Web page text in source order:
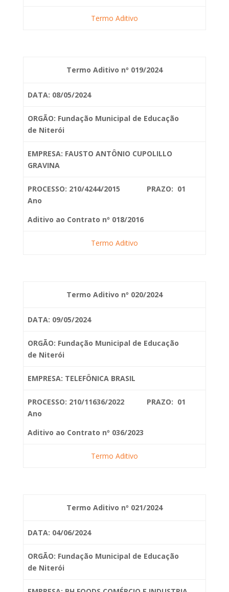
Termo Aditivo
Termo Aditivo nº 019/2024
DATA: 08/05/2024
ORGÃO: Fundação Municipal de Educação
de Niterói
EMPRESA: FAUSTO ANTÔNIO CUPOLILLO
GRAVINA
PROCESSO: 210/4244/2015 PRAZO: 01
Ano
Aditivo ao Contrato nº 018/2016
Termo Aditivo
Termo Aditivo nº 020/2024
DATA: 09/05/2024
ORGÃO: Fundação Municipal de Educação
de Niterói
EMPRESA: TELEFÔNICA BRASIL
PROCESSO: 210/11636/2022 PRAZO: 01
Ano
Aditivo ao Contrato nº 036/2023
Termo Aditivo
Termo Aditivo nº 021/2024
DATA: 04/06/2024
ORGÃO: Fundação Municipal de Educação
de Niterói